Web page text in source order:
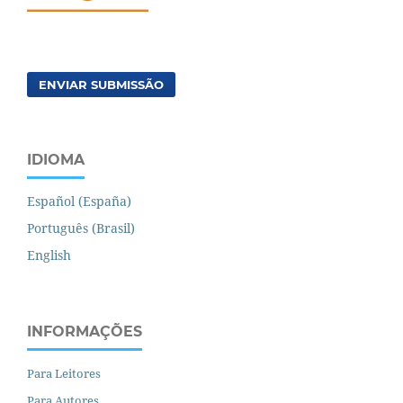
ENVIAR SUBMISSÃO
IDIOMA
Español (España)
Português (Brasil)
English
INFORMAÇÕES
Para Leitores